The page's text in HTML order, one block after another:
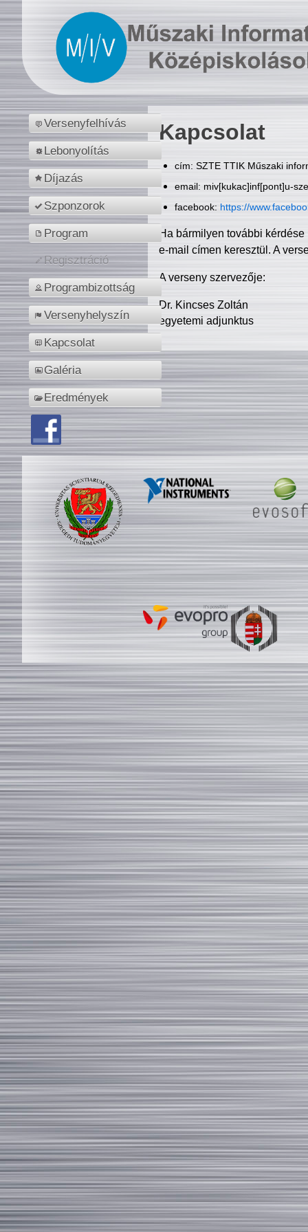
Versenyfelhívás
Lebonyolítás
Díjazás
Szponzorok
Program
Regisztráció
Programbizottság
Versenyhelyszín
Kapcsolat
Galéria
Eredmények
Kapcsolat
cím: SZTE TTIK Műszaki
email: miv[kukac]inf[pont]u-
facebook: https://
Ha bármilyen további
e-mail címen keresztül. A
A verseny szervezője:
Dr. Kincses Zoltán
egyetemi adjunktus